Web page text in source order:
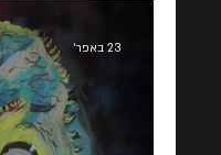
23 באפר׳